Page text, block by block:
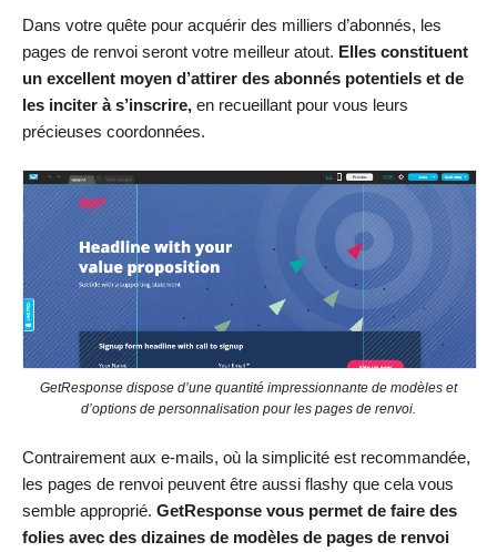
Dans votre quête pour acquérir des milliers d’abonnés, les
pages de renvoi seront votre meilleur atout. Elles constituent
un excellent moyen d’attirer des abonnés potentiels et de
les inciter à s’inscrire, en recueillant pour vous leurs
précieuses coordonnées.
GetResponse dispose d’une quantité impressionnante de modèles et
d’options de personnalisation pour les pages de renvoi.
Contrairement aux e-mails, où la simplicité est recommandée,
les pages de renvoi peuvent être aussi flashy que cela vous
semble approprié. GetResponse vous permet de faire des
folies avec des dizaines de modèles de pages de renvoi